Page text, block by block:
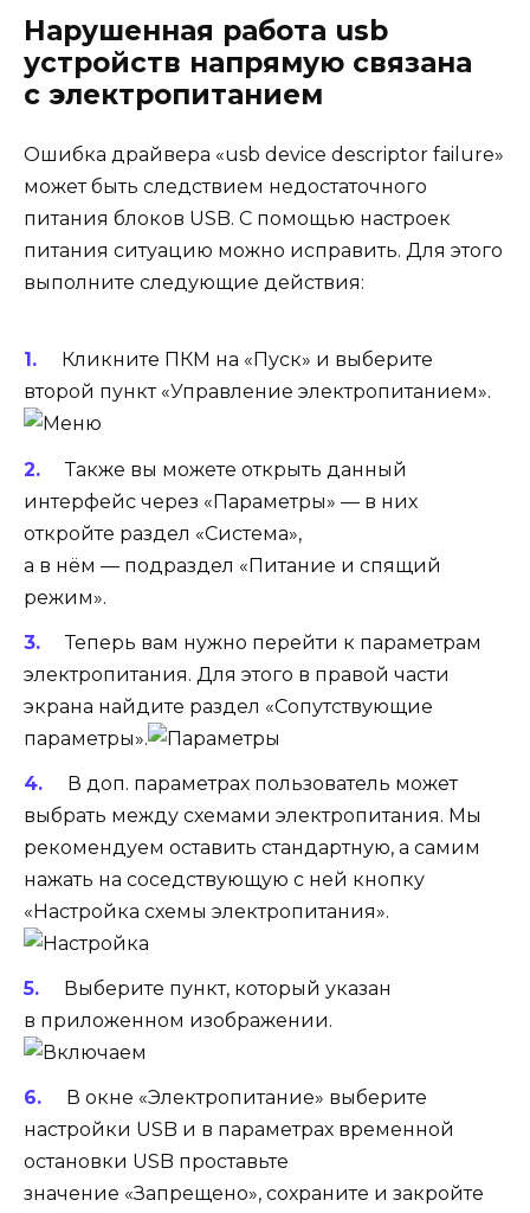
Нарушенная работа usb
устройств напрямую связана
с электропитанием
Ошибка драйвера «usb device descriptor failure»
может быть следствием недостаточного
питания блоков USB. С помощью настроек
питания ситуацию можно исправить. Для этого
выполните следующие действия:
Кликните ПКМ на «Пуск» и выберите
второй пункт «Управление электропитанием».
Также вы можете открыть данный
интерфейс через «Параметры» — в них
откройте раздел «Система»,
а в нём — подраздел «Питание и спящий
режим».
Теперь вам нужно перейти к параметрам
электропитания. Для этого в правой части
экрана найдите раздел «Сопутствующие
параметры».
В доп. параметрах пользователь может
выбрать между схемами электропитания. Мы
рекомендуем оставить стандартную, а самим
нажать на соседствующую с ней кнопку
«Настройка схемы электропитания».
Выберите пункт, который указан
в приложенном изображении.
В окне «Электропитание» выберите
настройки USB и в параметрах временной
остановки USB проставьте
значение «Запрещено», сохраните и закройте